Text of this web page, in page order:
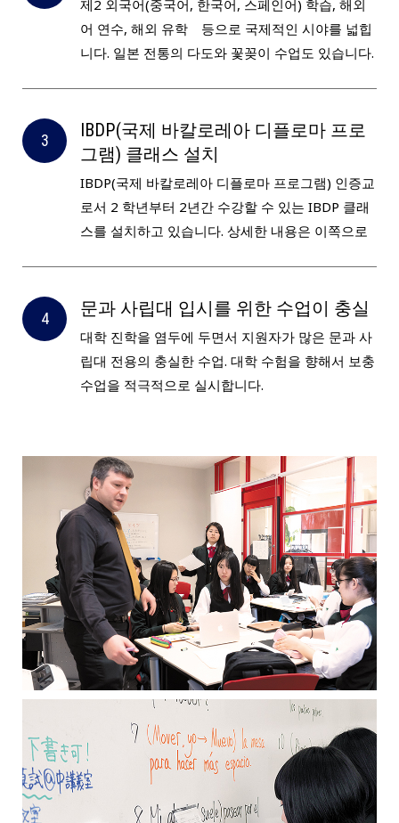
제2 외국어(중국어, 한국어, 스페인어) 학습, 해외
어 연수, 해외 유학 등으로 국제적인 시야를 넓힙
니다. 일본 전통의 다도와 꽃꽂이 수업도 있습니다.
IBDP(국제 바칼로레아 디플로마 프로
그램) 클래스 설치
IBDP(국제 바칼로레아 디플로마 프로그램) 인증교
로서 2 학년부터 2년간 수강할 수 있는 IBDP 클래
스를 설치하고 있습니다. 상세한 내용은 이쪽으로
문과 사립대 입시를 위한 수업이 충실
대학 진학을 염두에 두면서 지원자가 많은 문과 사
립대 전용의 충실한 수업. 대학 수험을 향해서 보충
수업을 적극적으로 실시합니다.